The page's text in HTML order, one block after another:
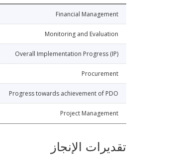
Financial Management
Monitoring and Evaluation
Overall Implementation Progress (IP)
Procurement
Progress towards achievement of PDO
Project Management
تقديرات الإنجاز